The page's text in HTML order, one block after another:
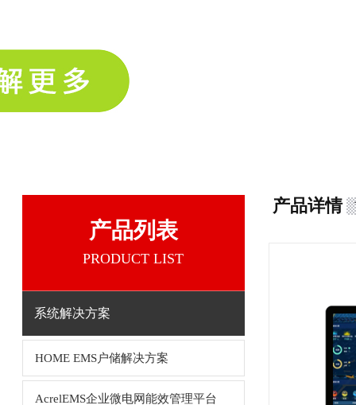
产品列表
PRODUCT LIST
系统解决方案
HOME EMS户储解决方案
AcrelEMS企业微电网能效管理平台
产品详情